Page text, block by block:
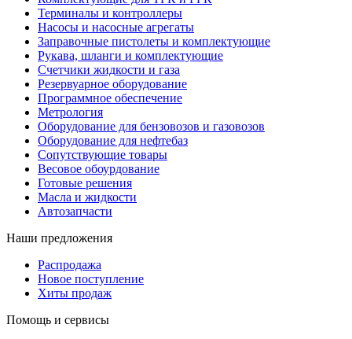
Терминалы и контроллеры
Насосы и насосные агрегаты
Заправочные пистолеты и комплектующие
Рукава, шланги и комплектующие
Счетчики жидкости и газа
Резервуарное оборудование
Программное обеспечение
Метрология
Оборудование для бензовозов и газовозов
Оборудование для нефтебаз
Сопутствующие товары
Весовое обоурдование
Готовые решения
Масла и жидкости
Автозапчасти
Наши предложения
Распродажа
Новое поступление
Хиты продаж
Помощь и сервисы